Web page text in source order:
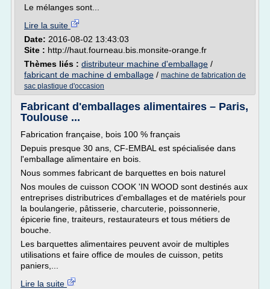
Le mélanges sont...
Lire la suite
Date: 2016-08-02 13:43:03
Site : http://haut.fourneau.bis.monsite-orange.fr
Thèmes liés : distributeur machine d'emballage /
fabricant de machine d emballage / machine de fabrication de
sac plastique d'occasion
Fabricant d'emballages alimentaires – Paris,
Toulouse ...
Fabrication française, bois 100 % français
Depuis presque 30 ans, CF-EMBAL est spécialisée dans
l'emballage alimentaire en bois.
Nous sommes fabricant de barquettes en bois naturel
Nos moules de cuisson COOK 'IN WOOD sont destinés aux
entreprises distributrices d'emballages et de matériels pour
la boulangerie, pâtisserie, charcuterie, poissonnerie,
épicerie fine, traiteurs, restaurateurs et tous métiers de
bouche.
Les barquettes alimentaires peuvent avoir de multiples
utilisations et faire office de moules de cuisson, petits
paniers,...
Lire la suite